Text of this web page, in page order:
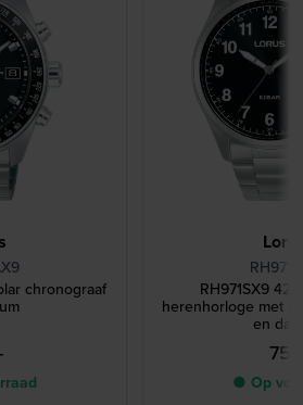
chronograaf
RH971SX9 42
herenhorloge met
en
75,-
● Op